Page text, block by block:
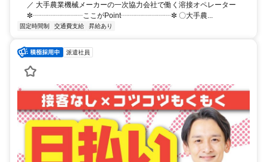
／ 大手農業機械メーカーの一次協力会社で働く溶接オペレーター
✼┈┈┈┈┈┈┈ここがPoint┈┈┈┈┈┈┈✼ 〇大手農...
固定時間制 交通費支給 昇給あり
派遣社員